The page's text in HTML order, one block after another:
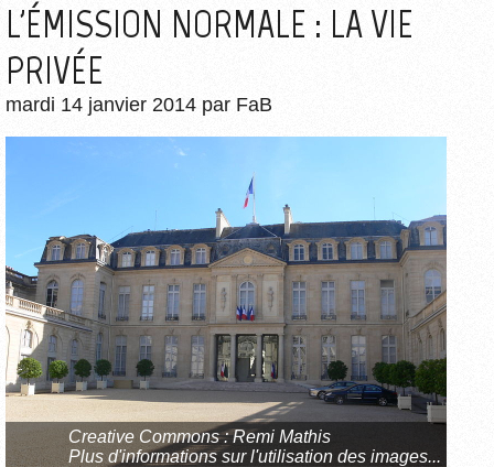
L'ÉMISSION NORMALE : LA VIE
PRIVÉE
mardi 14 janvier 2014 par FaB
Creative Commons : Remi Mathis
Plus d'informations sur l'utilisation des images...